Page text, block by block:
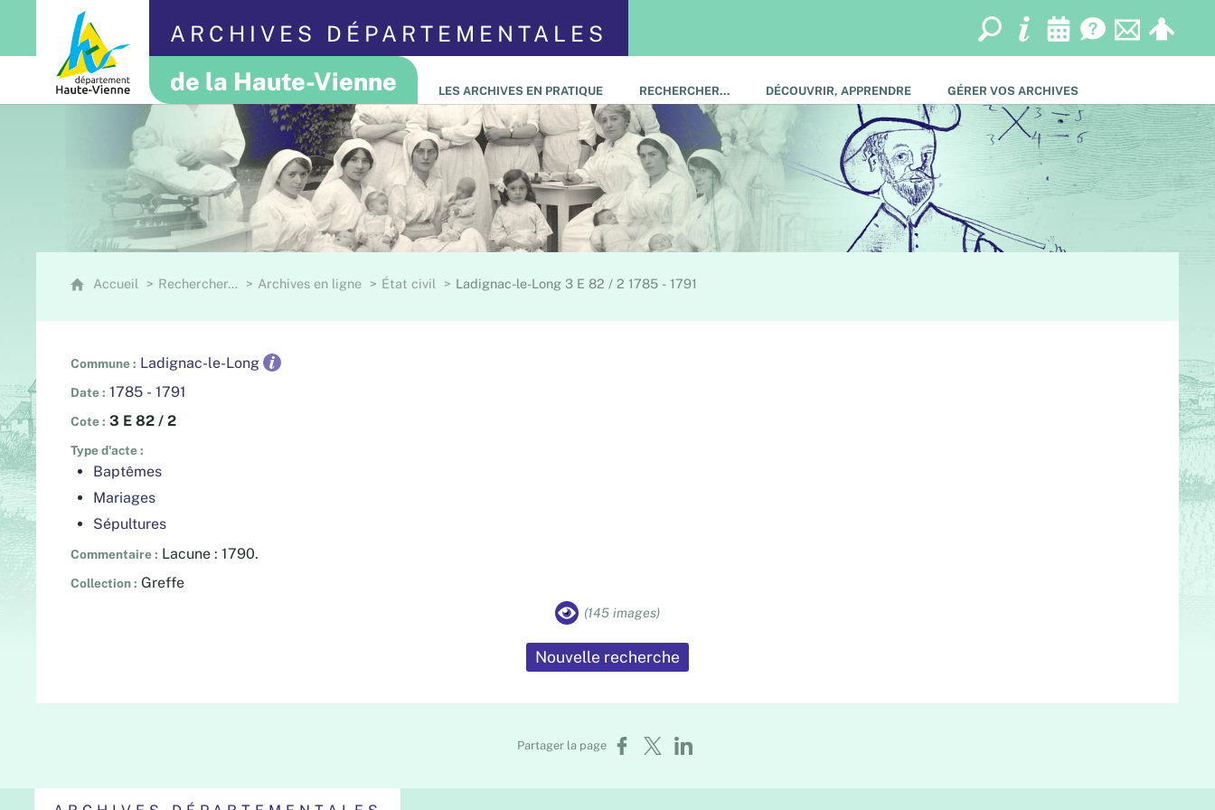
ARCHIVES DÉPARTEMENTALES
de la Haute-Vienne LES ARCHIVES EN PRATIQUE RECHERCHER… DÉCOUVRIR, APPRENDRE GÉRER VOS ARCHIVES
Accueil Rechercher… Archives en ligne État civil Ladignac-le-Long 3 E 82 / 2 1785 - 1791
Commune Ladignac-le-Long
Date 1785 - 1791
Cote 3 E 82 / 2
Type d'acte
Baptêmes
Mariages
Sépultures
Commentaire Lacune : 1790.
Collection Greffe
(145 images)
Nouvelle recherche
Partager la page Partager sur Facebook
Partager sur XPartager sur LinkedIn